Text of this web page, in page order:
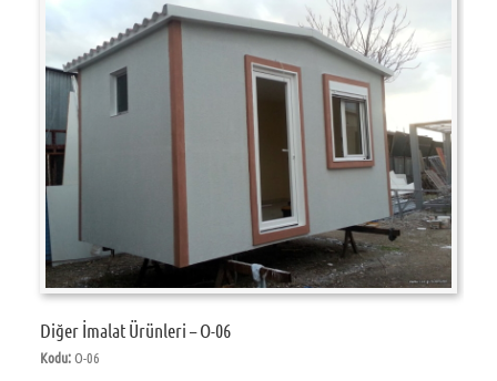
Diğer İmalat Ürünleri – O-06
Kodu:O-06